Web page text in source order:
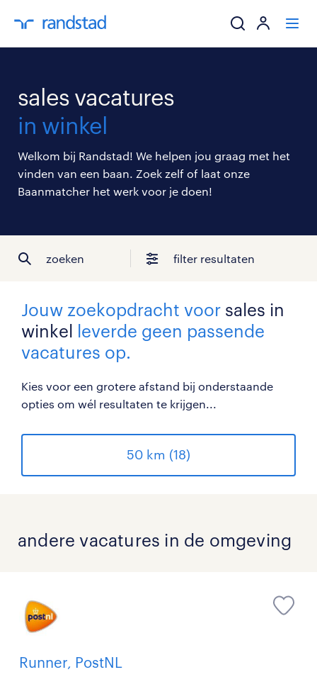
mijn carrière
over randstad
sales vacatures
in winkel
Welkom bij Randstad! We helpen jou graag met het
vinden van een baan. Zoek zelf of laat onze
Baanmatcher het werk voor je doen!
zoeken filter resultaten
Jouw zoekopdracht voor sales in
winkel leverde geen passende
vacatures op.
Kies voor een grotere afstand bij onderstaande
opties om wél resultaten te krijgen...
50 km (18)
andere vacatures in de omgeving
Runner, PostNL